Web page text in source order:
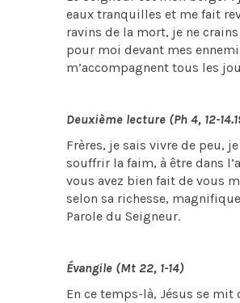
eaux tranquilles et me fait
ravins de la mort, je ne
pour moi devant mes
m’accompagnent tous les
Deuxième lecture (Ph 4, 12-
Frères, je sais vivre de peu,
souffrir la faim, à être dans
vous avez bien fait de vous
selon sa richesse,
Parole du Seigneur.
Évangile (Mt 22, 1-14)
En ce temps-là, Jésus se